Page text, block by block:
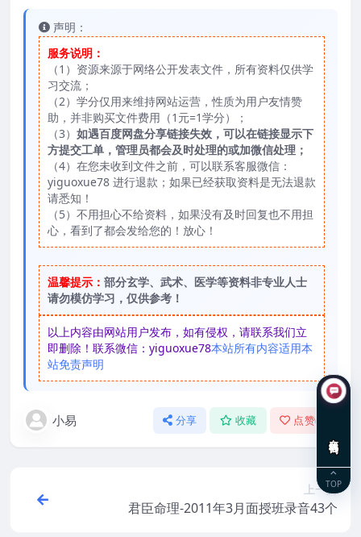
声明：
服务说明：
（1）资源来源于网络公开发表文件，所有资料仅供学
习交流；
（2）学分仅用来维持网站运营，性质为用户友情赞
助，并非购买文件费用（1元=1学分）；
（3） 如遇百度网盘分享链接失效，可以在链接显示下
方提交工单，管理员都会及时处理的或加微信处理；
（4）在您未收到文件之前，可以联系客服微信：
yiguoxue78 进行退款；如果已经获取资料是无法退款
请悉知！
（5）不用担心不给资料，如果没有及时回复也不用担
心，看到了都会发给您的！放心！
温馨提示： 部分玄学、武术、医学等资料非专业人士
请勿模仿学习，仅供参考！
以上内容由网站用户发布，如有侵权，请联系我们立
即删除！联系微信：yiguoxue78本站所有内容适用本
站免责声明
小易 分享 收藏 点赞(
上一篇
君臣命理-2011年3月面授班录音43个
TOP